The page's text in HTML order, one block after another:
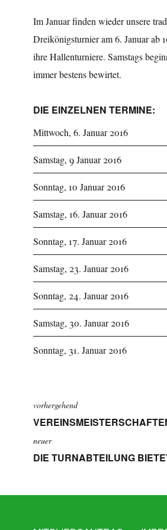
Im Januar finden wieder unsere
Dreikönigsturnier am 6. Januar ab
ihre Hallenturniere. Samstags
immer bestens bewirtet.
DIE EINZELNEN TERMINE:
Mittwoch, 6. Januar 2016
Samstag, 9 Januar 2016
Sonntag, 10 Januar 2016
Samstag, 16. Januar 2016
Sonntag, 17. Januar 2016
Samstag, 23. Januar 2016
Sonntag, 24. Januar 2016
Samstag, 30. Januar 2016
Sonntag, 31. Januar 2016
vorhergehend
neuer
DIE TURNABTEILUNG